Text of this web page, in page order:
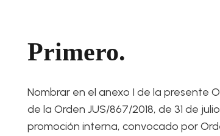
Primero.
Nombrar en el anexo I de la presente
de la Orden JUS/867/2018, de 31 de
promoción interna, convocado por